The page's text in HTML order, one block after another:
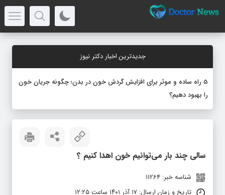
جدیدترین اخبار دکتر نیوز
۵ راه ساده و موثر برای افزایش گردش خون در بدن؛ چگونه جریان خون
را بهبود دهیم؟
سالی چند بار می‌توانیم خون اهدا کنیم ؟
شناسه خبر: 11264
تاریخ و زمان ارسال: ۱۷ آذر ۱۴۰۱ ساعت ۱۲:۲۵